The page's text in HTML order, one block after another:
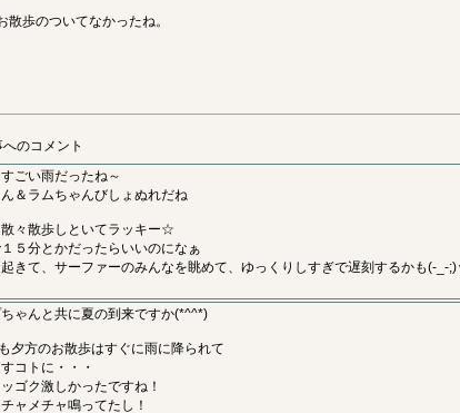
散歩のついてなかったね。
のコメント
ごい雨だったね～
＆ラムちゃんびしょぬれだね
々散歩しといてラッキー☆
５分とかだったらいいのになぁ
きて、サーファーのみんなを眺めて、ゆっくりしすぎで遅刻するかも(-_-;)
ちゃんと共に夏の到来ですか(*^^*)
夕方のお散歩はすぐに雨に降られて
コトに・・・
ゴク激しかったですね！
ャメチャ鳴ってたし！